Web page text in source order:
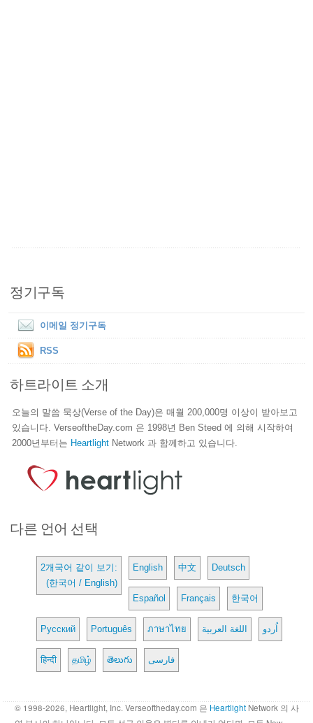
정기구독
이메일 정기구독
RSS
하트라이트 소개
오늘의 말씀 묵상(Verse of the Day)은 매월 200,000명 이상이 받아보고
있습니다. VerseoftheDay.com 은 1998년 Ben Steed 에 의해 시작하여
2000년부터는 Heartlight Network 과 함께하고 있습니다.
다른 언어 선택
2개국어 같이 보기:
(한국어 / English)
English 中文 Deutsch
Español Français 한국어
Русский Português ภาษาไทย اللغة العربية اُردو
हिन्दी தமிழ் తెలుగు فارسی
© 1998-2026, Heartlight, Inc. Verseoftheday.com 은 Heartlight Network 의 사